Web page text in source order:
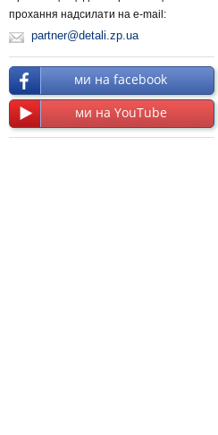
прохання надсилати на e-mail:
partner@detali.zp.ua
ми на facebook
ми на YouTube